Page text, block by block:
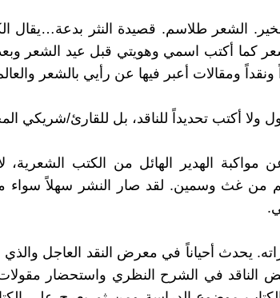
الشعر طلاسم. قصيدة النثر بدعة…يقال
كما أكتب اسمي وهويتي قبل عيد الشعر
ومقالات أعبر فيها عن رأيي بالشعر
ولا أكتب تحديداً للناقد، بل للقارئ/شريكي
مواكبة الهدير الهائل من الكتب الشعرية،
من غث وسمين. لقد صار النشر سهلاً سواء
يحدث أحياناً في معرض النقد العاجل
الناقد في الشرح النظري واستحضار